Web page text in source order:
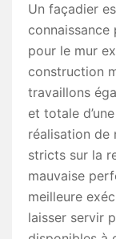
Un façadier
pour le mur
construction
travaillons
et totale
réalisation de
stricts sur la
mauvaise
meilleure
laisser servir